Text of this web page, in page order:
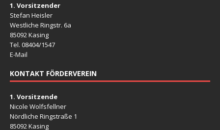
1. Vorsitzender
Stefan Heisler
Westliche Ringstr. 6a
85092 Kasing
Tel. 08404/1547
E-Mail
KONTAKT FÖRDERVEREIN
1. Vorsitzende
Nicole Wolfsfellner
Nördliche Ringstraße 1
85092 Kasing